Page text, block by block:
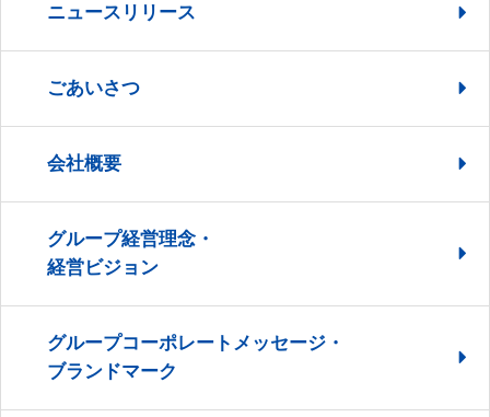
ニュースリリース
ごあいさつ
会社概要
グループ経営理念・
経営ビジョン
グループコーポレートメッセージ・
ブランドマーク